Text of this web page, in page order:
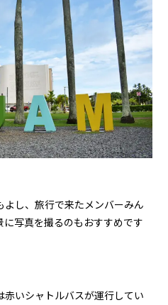
し、旅行で来たメンバーみん
写真を撮るのもおすすめです
いシャトルバスが運行してい